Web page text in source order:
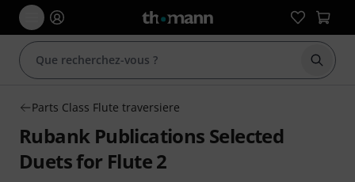
Parts Class Flute traversiere
Rubank Publications Selected
Duets for Flute 2